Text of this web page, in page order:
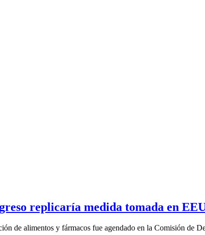
replicaría medida tomada en
de alimentos y fármacos fue agendado en la Comisión de